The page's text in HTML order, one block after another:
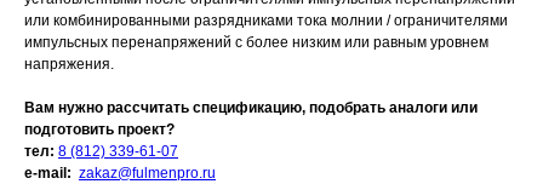
или комбинированными разрядниками тока молнии / ограничителями
импульсных перенапряжений с более низким или равным уровнем
напряжения.
Вам нужно рассчитать спецификацию, подобрать аналоги или
подготовить проект?
тел: 8 (812) 339-61-07
e-mail: zakaz@fulmenpro.ru